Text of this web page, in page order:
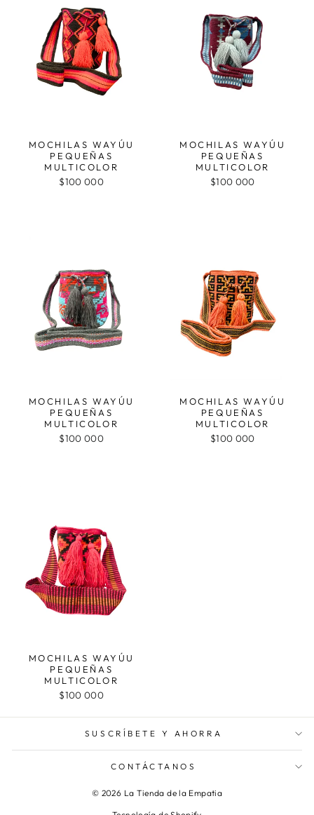
MOCHILAS WAYÚU
PEQUEÑAS
MULTICOLOR
$100 000
MOCHILAS WAYÚU
PEQUEÑAS
MULTICOLOR
$100 000
MOCHILAS WAYÚU
PEQUEÑAS
MULTICOLOR
$100 000
MOCHILAS WAYÚU
PEQUEÑAS
MULTICOLOR
$100 000
MOCHILAS WAYÚU
PEQUEÑAS
MULTICOLOR
$100 000
SUSCRÍBETE Y AHORRA
CONTÁCTANOS
© 2026 La Tienda de la Empatia